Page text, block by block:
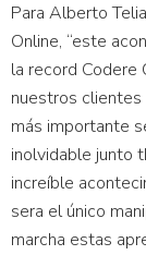
Para Alberto
Online, “este
la record Codere
nuestros clientes
más importante
inolvidable junto
increíble
sera el único
marcha estas